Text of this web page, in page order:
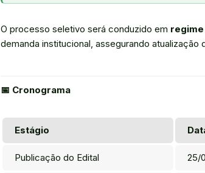
O processo seletivo será conduzido em
demanda institucional, assegurando
📅 Cronograma
Estágio
Publicação do Edital 25/